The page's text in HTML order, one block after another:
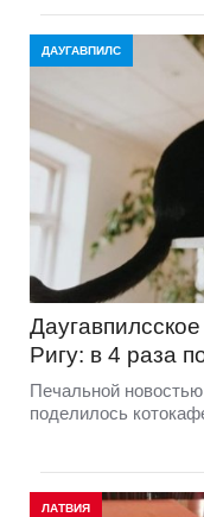
ДАУГАВПИЛС
Ригу: в 4 раза
Печальной
поделилось
ЛАТВИЯ